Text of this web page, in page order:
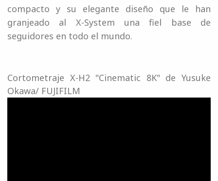
compacto y su elegante diseño que le han
granjeado al X-System una fiel base de
seguidores en todo el mundo.
Cortometraje X-H2 "Cinematic 8K" de Yusuke
Okawa/ FUJIFILM